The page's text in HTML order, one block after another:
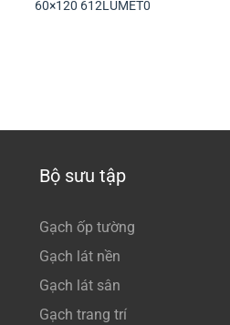
60×120 612LUMET0
Bộ sưu tập
Gạch ốp tường
Gạch lát nền
Gạch lát sân
Gạch trang trí